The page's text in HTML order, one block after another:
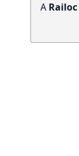
A Railoc